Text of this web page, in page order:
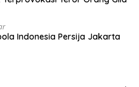
Indonesia Persija Jakarta